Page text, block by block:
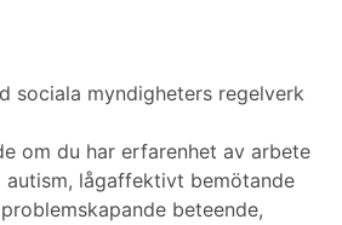
sociala myndigheters regelverk
om du har erfarenhet av arbete
autism, lågaffektivt bemötande
beteende,